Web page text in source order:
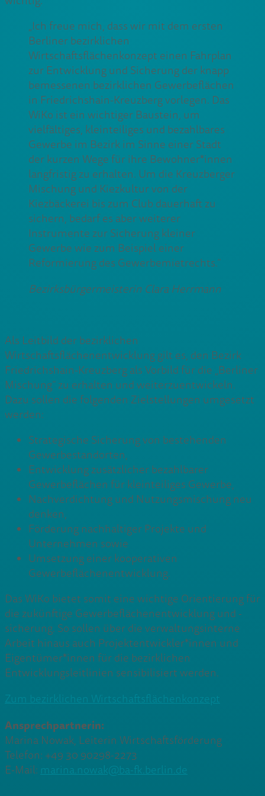
„Ich freue mich, dass wir mit dem ersten
Berliner bezirklichen
Wirtschaftsflächenkonzept einen Fahrplan
zur Entwicklung und Sicherung der knapp
bemessenen bezirklichen Gewerbeflächen
in Friedrichshain-Kreuzberg vorlegen. Das
WiKo ist ein wichtiger Baustein, um
vielfältiges, kleinteiliges und bezahlbares
Gewerbe im Bezirk im Sinne einer Stadt
der kurzen Wege für ihre Bewohner*innen
langfristig zu erhalten. Um die Kreuzberger
Mischung und Kiezkultur von der
Kiezbäckerei bis zum Club dauerhaft zu
sichern, bedarf es aber weiterer
Instrumente zur Sicherung kleiner
Gewerbe wie zum Beispiel einer
Reformierung des Gewerbemietrechts.“
Bezirksbürgermeisterin Clara Herrmann
Als Leitbild der bezirklichen
Wirtschaftsflächenentwicklung gilt es, den Bezirk
Friedrichshain-Kreuzberg als Vorbild für die „Berliner
Mischung“ zu erhalten und weiterzuentwickeln.
Dazu sollen die folgenden Zielstellungen umgesetzt
werden:
Strategische Sicherung von bestehenden
Gewerbestandorten,
Entwicklung zusätzlicher bezahlbarer
Gewerbeflächen für kleinteiliges Gewerbe,
Nachverdichtung und Nutzungsmischung neu
denken,
Förderung nachhaltiger Projekte und
Unternehmen sowie
Umsetzung einer kooperativen
Gewerbeflächenentwicklung.
Das WiKo bietet somit eine wichtige Orientierung für
die zukünftige Gewerbeflächenentwicklung und -
sicherung. So sollen über die verwaltungsinterne
Arbeit hinaus auch Projektentwickler*innen und
Eigentümer*innen für die bezirklichen
Entwicklungsleitlinien sensibilisiert werden.
Zum bezirklichen Wirtschaftsflächenkonzept
Ansprechpartnerin:
Marina Nowak, Leiterin Wirtschaftsförderung
Telefon: +49 30 90298-2273
E-Mail: marina.nowak@ba-fk.berlin.de